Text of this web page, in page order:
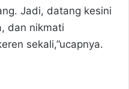
Jadi, datang kesini
dan nikmati
sekali,”ucapnya.